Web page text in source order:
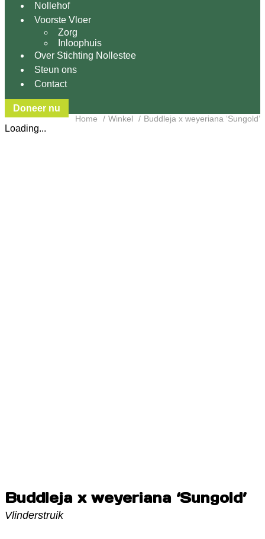
Nollehof
Voorste Vloer
Zorg
Inloophuis
Over Stichting Nollestee
Steun ons
Contact
Doneer nu
Home Winkel Buddleja x weyeriana ‘Sungold’
Loading...
Buddleja x weyeriana ‘Sungold’
Vlinderstruik